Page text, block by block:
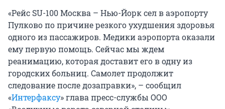
«Рейс SU-100 Москва – Нью-Йорк сел в аэропорту
Пулково по причине резкого ухудшения здоровья
одного из пассажиров. Медики аэропорта оказали
ему первую помощь. Сейчас мы ждем
реанимацию, которая доставит его в одну из
городских больниц. Самолет продолжит
следование после дозаправки», – сообщил
«Интерфаксу» глава пресс-службы ООО